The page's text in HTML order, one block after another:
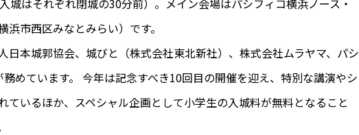
城はそれぞれ閉城の30分前）。メイン会場はパシフィコ横浜ノース・
浜市西区みなとみらい）です。
日本城郭協会、城びと（株式会社東北新社）、株式会社ムラヤマ、パシ
めています。 今年は記念すべき10回目の開催を迎え、特別な講演やシ
ているほか、スペシャル企画として小学生の入城料が無料となること